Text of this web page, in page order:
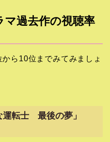
過去作の視聴率
ら10位までみてみましょ
転士 最後の夢」